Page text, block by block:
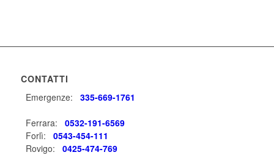
CONTATTI
Emergenze: 335-669-1761
Ferrara: 0532-191-6569
Forlì: 0543-454-111
Rovigo: 0425-474-769